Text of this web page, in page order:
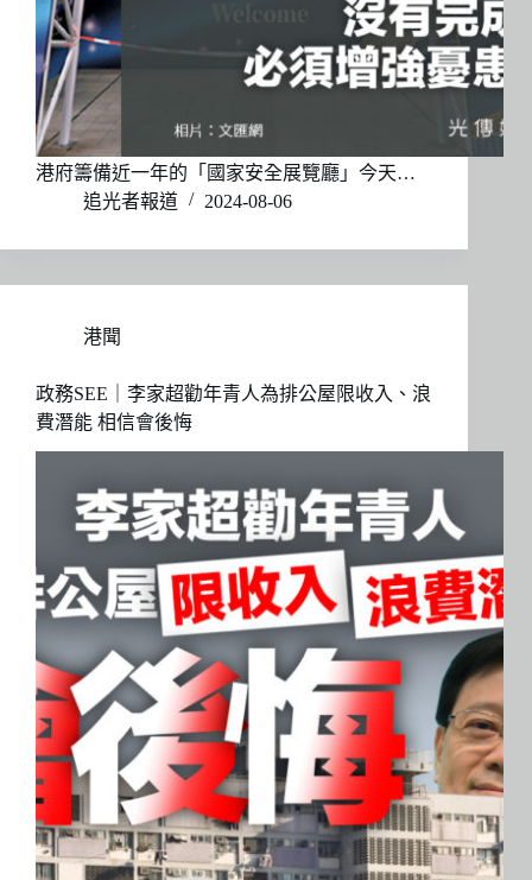
港府籌備近一年的「國家安全展覽廳」今天…
追光者報道
2024-08-06
港聞
政務SEE｜李家超勸年青人為排公屋限收入、浪
費潛能 相信會後悔